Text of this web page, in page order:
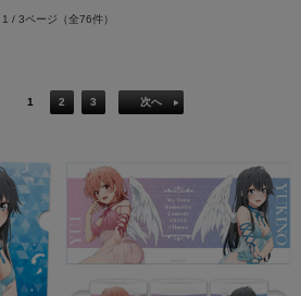
1 / 3ページ （全76件）
1 2 3 次へ